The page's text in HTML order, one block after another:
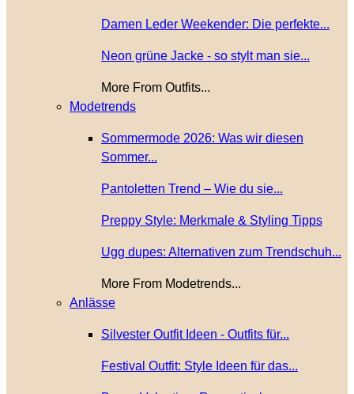
Damen Leder Weekender: Die perfekte...
Neon grüne Jacke - so stylt man sie...
More From Outfits...
Modetrends
Sommermode 2026: Was wir diesen
Sommer...
Pantoletten Trend – Wie du sie...
Preppy Style: Merkmale & Styling Tipps
Ugg dupes: Alternativen zum Trendschuh...
More From Modetrends...
Anlässe
Silvester Outfit Ideen - Outfits für...
Festival Outfit: Style Ideen für das...